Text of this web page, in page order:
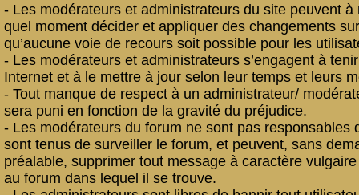
- Les modérateurs et administrateurs du site peuvent à
quel moment décider et appliquer des changements
qu’aucune voie de recours soit possible pour les
- Les modérateurs et administrateurs s’engagent à
Internet et à le mettre à jour selon leur temps et leurs
- Tout manque de respect à un administrateur/
sera puni en fonction de la gravité du préjudice.
- Les modérateurs du forum ne sont pas responsables
sont tenus de surveiller le forum, et peuvent, sans
préalable, supprimer tout message à caractère
au forum dans lequel il se trouve.